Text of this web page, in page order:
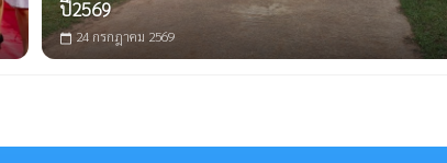
ปี2569
calendar_today 24 กรกฎาคม 2569